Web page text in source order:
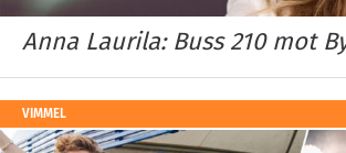
Anna Laurila: Buss 210 mot
VIMMEL